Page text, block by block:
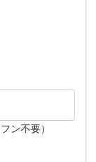
ン不要）